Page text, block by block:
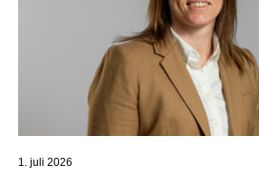
1. juli 2026